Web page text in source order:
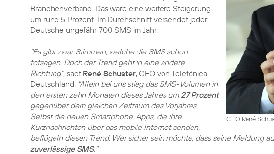
CEO René
Branchenverband. Das wäre eine weitere Steigerung
um rund 5 Prozent. Im Durchschnitt versendet jeder
Deutsche ungefähr 700 SMS im Jahr.
"Es gibt zwar Stimmen, welche die SMS schon
totsagen. Doch der Trend geht in eine andere
Richtung", sagt René Schuster, CEO von Telefónica
Deutschland. "Allein bei uns stieg das SMS-Volumen in
den ersten zehn Monaten dieses Jahres um 27 Prozent
gegenüber dem gleichen Zeitraum des Vorjahres.
Selbst die neuen Smartphone-Apps, die ihre
Kurznachrichten über das mobile Internet senden,
beflügeln diesen Trend. Wer sicher sein möchte, dass seine Meldung
zuverlässige SMS."